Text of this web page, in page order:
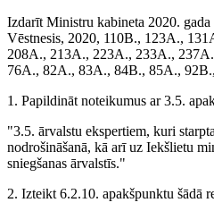
Izdarīt Ministru kabineta 2020.
Vēstnesis, 2020, 110B., 123A.,
208A., 213A., 223A., 233A.,
76A., 82A., 83A., 84B., 85A.,
1. Papildināt noteikumus ar 3.5.
"3.5. ārvalstu ekspertiem, kuri
nodrošināšanā, kā arī uz Iekšlietu
sniegšanas ārvalstīs."
2. Izteikt 6.2.10. apakšpunktu šādā